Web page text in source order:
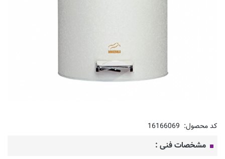
کد محصول: 16166069
مشخصات فنی :